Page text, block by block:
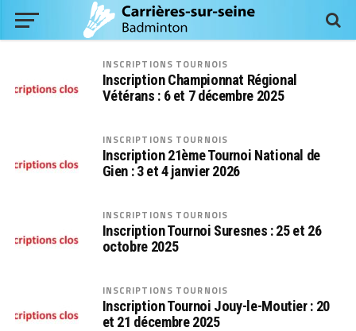
INSCRIPTIONS TOURNOIS
Inscription Championnat Régional
Vétérans : 6 et 7 décembre 2025
INSCRIPTIONS TOURNOIS
Inscription 21ème Tournoi National de
Gien : 3 et 4 janvier 2026
INSCRIPTIONS TOURNOIS
Inscription Tournoi Suresnes : 25 et 26
octobre 2025
INSCRIPTIONS TOURNOIS
Inscription Tournoi Jouy-le-Moutier : 20
et 21 décembre 2025